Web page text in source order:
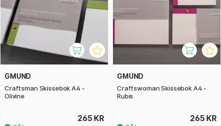
GMUND
Craftsman Skissebok A4 -
Olivine
265 KR
GMUND
Craftswoman Skissebok A4 -
Rubis
265 KR